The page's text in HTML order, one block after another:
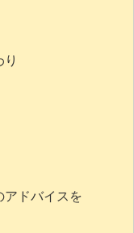
り
アドバイスを